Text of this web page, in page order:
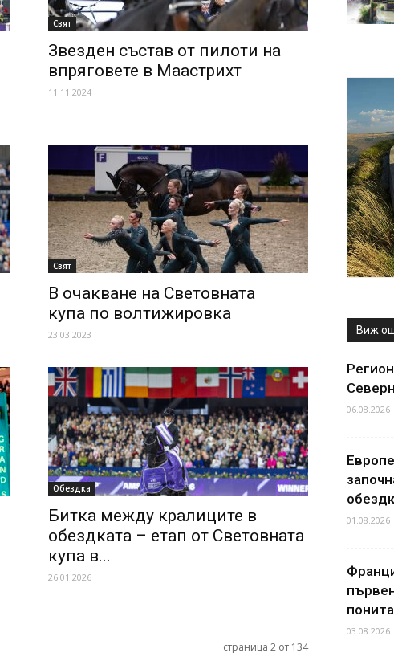
Свят
Звезден състав от пилоти на
впряговете в Маастрихт
11.11.2024
Свят
В очакване на Световната
купа по волтижировка
23.03.2023
Обездка
Битка между кралиците в
обездката – етап от Световната
купа в...
26.01.2026
страница 2 от 134
Виж
06.08.2026
01.08.2026
понита
03.08.2026